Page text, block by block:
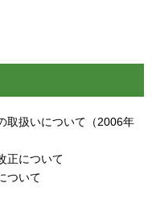
取扱いについて（2006年
正について
ついて